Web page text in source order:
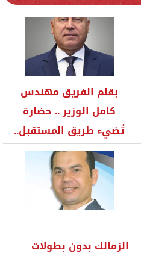
بقلم الفريق مهندس
كامل الوزير .. حضارة
تُضيء طريق المستقبل..
المتحف...
الزمالك بدون بطولات